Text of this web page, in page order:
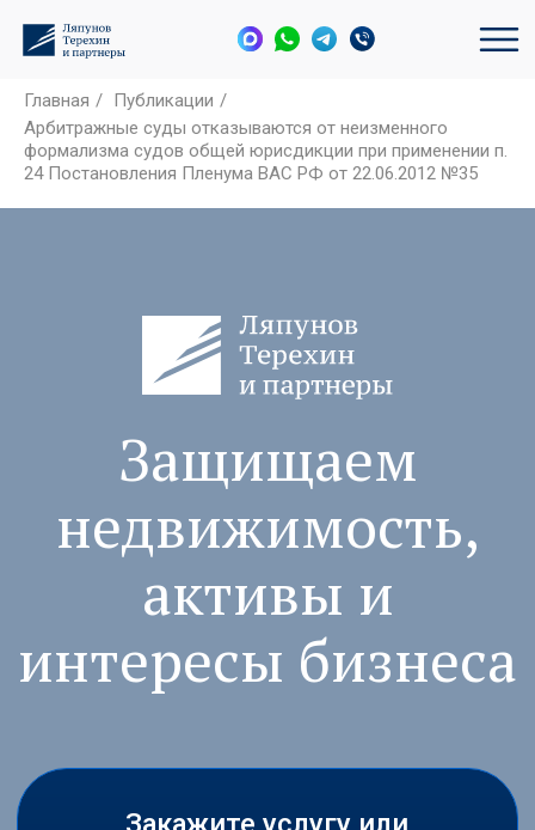
Главная / Публикации /
Арбитражные суды отказываются от неизменного
формализма судов общей юрисдикции при применении п.
24 Постановления Пленума ВАС РФ от 22.06.2012 №35
Защищаем
недвижимость,
интересы бизнеса
+7
Я согласен сполитикой персональных
пользовательским соглашением
Закажите услугу или
получите консультацию